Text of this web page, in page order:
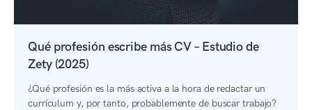
Qué profesión escribe más CV – Estudio de
Zety (2025)
¿Qué profesión es la más activa a la hora de redactar un
currículum y, por tanto, probablemente de buscar trabajo?